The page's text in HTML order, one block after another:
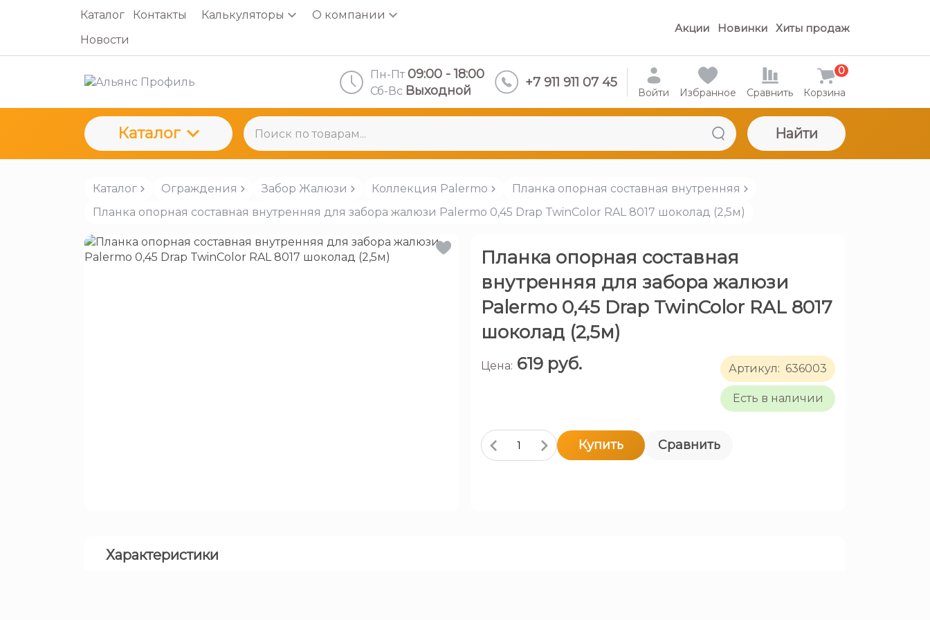
Каталог Контакты Калькуляторы
О компании
Новости
Акции Новинки Хиты продаж
Пн-Пт 09:00 - 18:00
Сб-Вс Выходной
+7 911 911 07 45
Войти Избранное Сравнить Корзина
0
Каталог Найти
Каталог Ограждения Забор Жалюзи Коллекция Palermo
Планка опорная составная внутренняя
Планка опорная составная внутренняя для забора жалюзи Palermo 0,45 Drap TwinColor RAL 8017 шоколад (2,5м)
Планка опорная составная
внутренняя для забора жалюзи
Palermo 0,45 Drap TwinColor RAL 8017
шоколад (2,5м)
Артикул: 636003
Есть в наличии
Цена: 619 руб.
Купить Сравнить
Характеристики